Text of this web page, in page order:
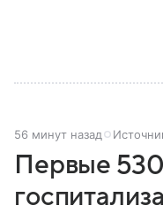
56 минут назад
Первые